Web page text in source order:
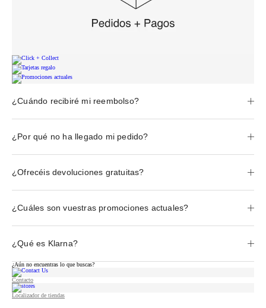
¿Cuándo recibiré mi reembolso?
¿Por qué no ha llegado mi pedido?
¿Ofrecéis devoluciones gratuitas?
¿Cuáles son vuestras promociones actuales?
¿Qué es Klarna?
¿Aún no encuentras lo que buscas?
Contacto
Localizador de tiendas